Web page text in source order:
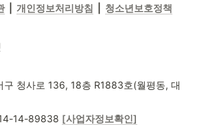
  |
개인정보처리방침 청소년보호정책
구 청사로 136, 18층 R1883호(월평동, 대
14-89838 [사업자정보확인]